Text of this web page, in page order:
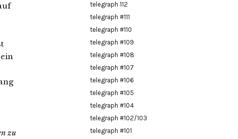
zu
telegraph 112
telegraph #111
telegraph #110
telegraph #109
telegraph #108
telegraph #107
telegraph #106
telegraph #105
telegraph #104
telegraph #102/103
telegraph #101